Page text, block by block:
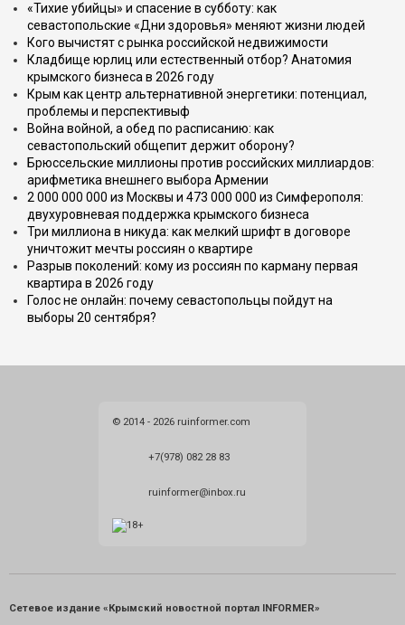
«Тихие убийцы» и спасение в субботу: как
севастопольские «Дни здоровья» меняют жизни людей
Кого вычистят с рынка российской недвижимости
Кладбище юрлиц или естественный отбор? Анатомия
крымского бизнеса в 2026 году
Крым как центр альтернативной энергетики: потенциал,
проблемы и перспективыф
Война войной, а обед по расписанию: как
севастопольский общепит держит оборону?
Брюссельские миллионы против российских миллиардов:
арифметика внешнего выбора Армении
2 000 000 000 из Москвы и 473 000 000 из Симферополя:
двухуровневая поддержка крымского бизнеса
Три миллиона в никуда: как мелкий шрифт в договоре
уничтожит мечты россиян о квартире
Разрыв поколений: кому из россиян по карману первая
квартира в 2026 году
Голос не онлайн: почему севастопольцы пойдут на
выборы 20 сентября?
© 2014 - 2026 ruinformer.com
+7(978) 082 28 83
ruinformer@inbox.ru
Сетевое издание «Крымский новостной портал INFORMER»